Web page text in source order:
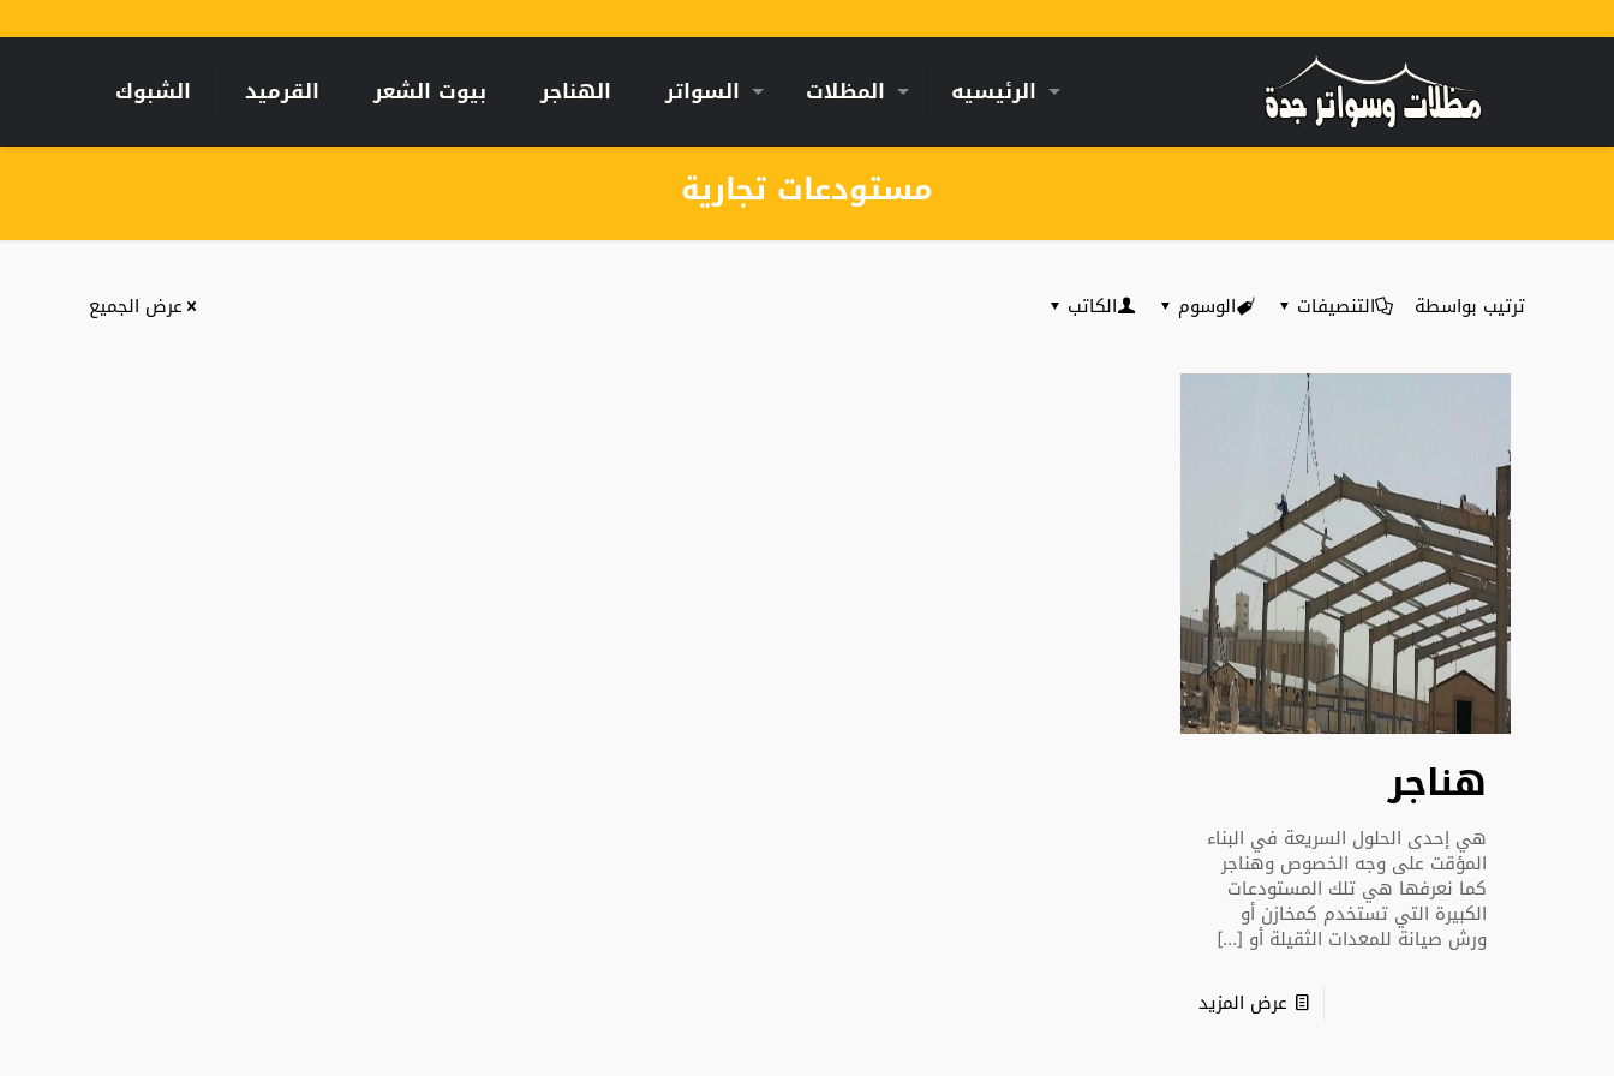
الرئيسيه المظلات السواتر الهناجر بيوت الشعر القرميد الشبوك
مستودعات تجارية
ترتيب بواسطة التنصيفات الوسوم الكاتب عرض الجميع
هناجر
هي إحدى الحلول السريعة في البناء
المؤقت على وجه الخصوص وهناجر
كما نعرفها هي تلك المستودعات
الكبيرة التي تستخدم كمخازن أو
ورش صيانة للمعدات الثقيلة أو […]
عرض المزيد